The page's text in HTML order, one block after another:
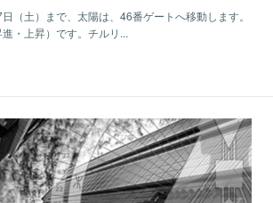
（土）まで、太陽は、46番ゲートへ移動します。
・上昇）です。チルリ...